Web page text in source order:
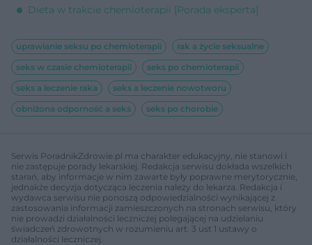
Dieta w trakcie chemioterapii [Porada eksperta]
uprawianie seksu po chemioterapii
rak a życie seksualne
seks w czasie chemioterapii
seks po chemioterapii
seks a leczenie raka
seks a leczenie nowotworu
obniżona odporność a seks
seks po chorobie
Serwis PoradnikZdrowie.pl ma charakter edukacyjny, nie stanowi i
nie zastępuje porady lekarskiej. Redakcja serwisu dokłada wszelkich
starań, aby informacje w nim zawarte były poprawne merytorycznie,
jednakże decyzja dotycząca leczenia należy do lekarza. Redakcja i
wydawca serwisu nie ponoszą odpowiedzialności wynikającej z
zastosowania informacji zamieszczonych na stronach serwisu, który
nie prowadzi działalności leczniczej polegającej na udzielaniu
świadczeń zdrowotnych w rozumieniu art. 3 ust 1 ustawy o
działalności leczniczej.